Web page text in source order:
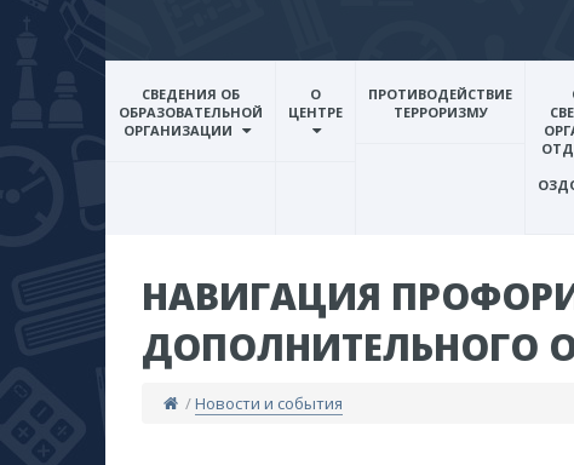
СВЕДЕНИЯ ОБ
ОБРАЗОВАТЕЛЬНОЙ
ОРГАНИЗАЦИИ
О
ЦЕНТРЕ
ПРОТИВОДЕЙСТВИЕ
ТЕРРОРИЗМУ
НАВИГАЦИЯ
ДОПОЛНИТЕЛЬНОГО
/Новости и события